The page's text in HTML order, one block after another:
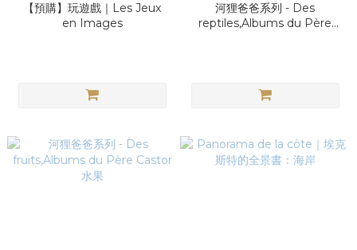
【預購】玩遊戲｜Les Jeux
en Images
河狸爸爸系列 - Des
reptiles,Albums du Père